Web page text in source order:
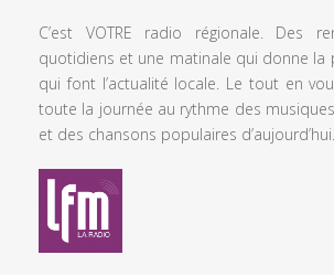
C’est VOTRE radio régionale. Des
quotidiens et une matinale qui donne la
qui font l’actualité locale. Le tout en
toute la journée au rythme des
et des chansons populaires d’aujourd’hui.